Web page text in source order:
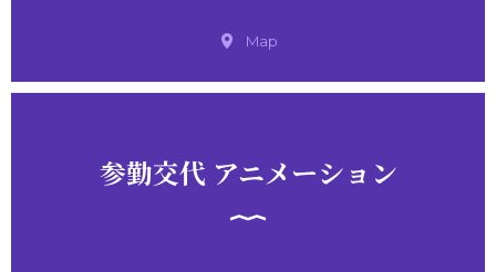
Map
参勤交代 アニメーション